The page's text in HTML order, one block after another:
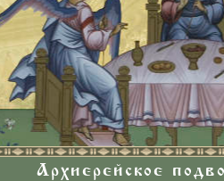
Архиерейское